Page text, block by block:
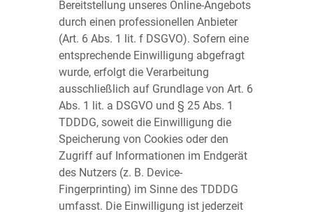
Bereitstellung unseres Online-Angebots
durch einen professionellen Anbieter
(Art. 6 Abs. 1 lit. f DSGVO). Sofern eine
entsprechende Einwilligung abgefragt
wurde, erfolgt die Verarbeitung
ausschließlich auf Grundlage von Art. 6
Abs. 1 lit. a DSGVO und § 25 Abs. 1
TDDDG, soweit die Einwilligung die
Speicherung von Cookies oder den
Zugriff auf Informationen im Endgerät
des Nutzers (z. B. Device-
Fingerprinting) im Sinne des TDDDG
umfasst. Die Einwilligung ist jederzeit